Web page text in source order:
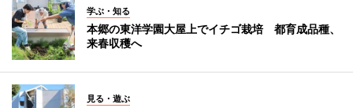
学ぶ・知る
本郷の東洋学園大屋上でイチゴ栽培 都育成品種、
来春収穫へ
見る・遊ぶ